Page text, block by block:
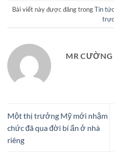
Bài viết này được đăng trongTin
trực
MR CƯỜNG
Một thị trưởng Mỹ mới nhậm
chức đã qua đời bí ẩn ở nhà
riêng